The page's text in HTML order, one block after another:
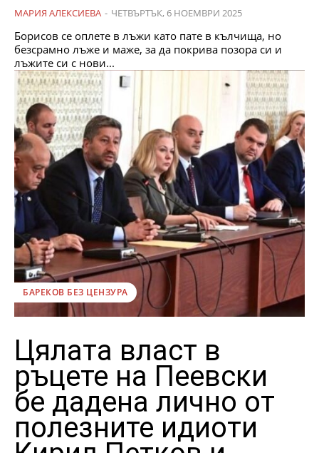
МАРИЯ АЛЕКСИЕВА - ЧЕТВЪРТЪК, 6 НОЕМВРИ 2025
Борисов се оплете в лъжи като пате в кълчища, но
безсрамно лъже и маже, за да покрива позора си и
лъжите си с нови...
БАРЕКОВ БЕЗ ЦЕНЗУРА
Цялата власт в
ръцете на Пеевски
бе дадена лично от
полезните идиоти